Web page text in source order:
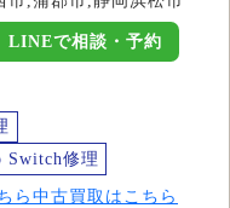
LINEで相談・予約
Switch修理
ら 中古買取はこちら